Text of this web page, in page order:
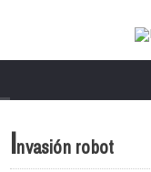
Invasión robot